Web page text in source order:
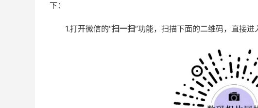
下：
1.打开微信的“扫一扫”功能，扫描下面的二维码，直接进